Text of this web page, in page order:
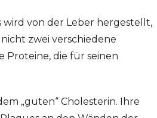
wird von der Leber hergestellt,
zwei verschiedene
Proteine, die für seinen
„guten“ Cholesterin. Ihre